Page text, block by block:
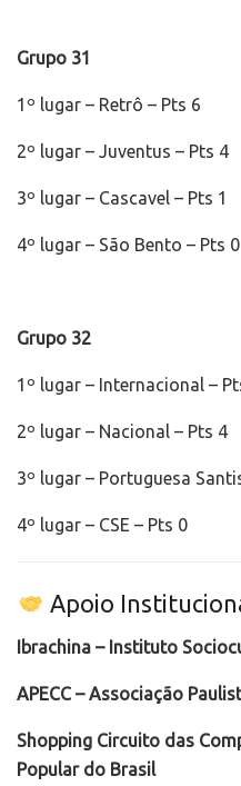
Grupo 31
1º lugar – Retrô – Pts 6
2º lugar – Juventus – Pts 4
3º lugar – Cascavel – Pts 1
4º lugar – São Bento – Pts 0
Grupo 32
1º lugar – Internacional –
2º lugar – Nacional – Pts 4
3º lugar – Portuguesa
4º lugar – CSE – Pts 0
Apoio
Ibrachina – Instituto
APECC – Associação
Shopping Circuito das
Popular do Brasil